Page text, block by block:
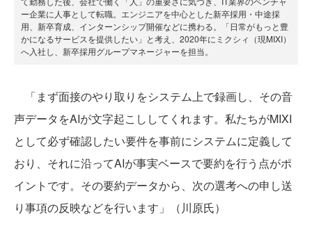
ー企業に人事として転職。エンジニアを中心とした新卒採用・中途採
用、新卒育成、インターンシップ開催などに携わる。「日常がもっと豊
かになるサービスを提供したい」と考え、2020年にミクシィ（現MIXI）
へ入社し、新卒採用グループマネージャーを担当。
「まず面接のやり取りをシステム上で録画し、その音
声データをAIが文字起こししてくれます。私たちがMIXI
として必ず確認したい要件を事前にシステムに定義して
おり、それに沿ってAIが事実ベースで要約を行う点がポ
イントです。その要約データから、次の選考への申し送
り事項の反映などを行います」（川原氏）